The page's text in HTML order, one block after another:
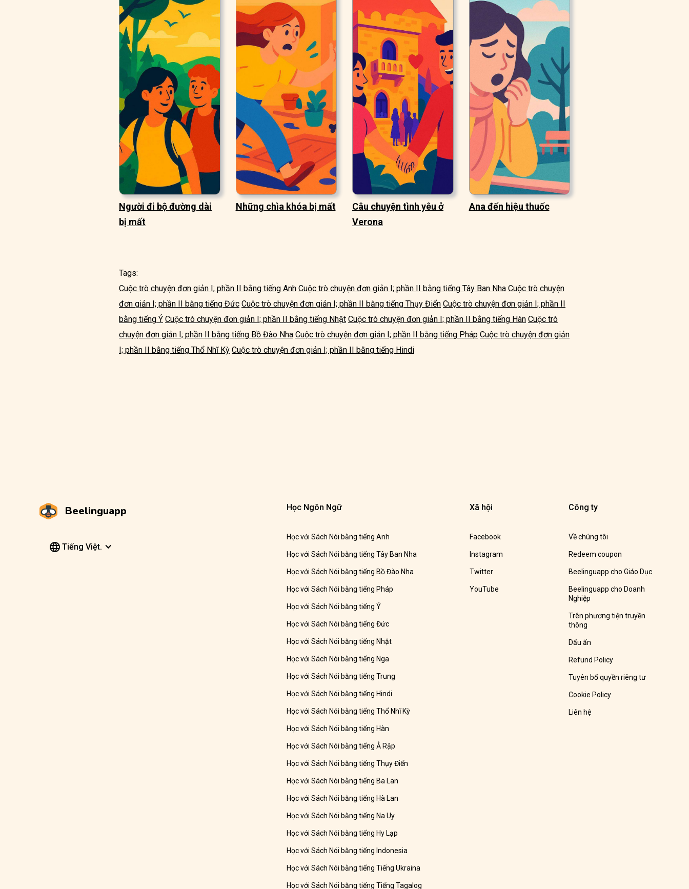
Người đi bộ đường dài
bị mất
Những chìa khóa bị mất
Câu chuyện tình yêu ở
Verona
Ana đến hiệu thuốc
Tags:
Cuộc trò chuyện đơn giản I; phần II bằng tiếng Anh Cuộc trò chuyện đơn giản I; phần II bằng tiếng Tây Ban Nha Cuộc trò chuyện
đơn giản I; phần II bằng tiếng Đức Cuộc trò chuyện đơn giản I; phần II bằng tiếng Thụy Điển Cuộc trò chuyện đơn giản I; phần II
bằng tiếng Ý Cuộc trò chuyện đơn giản I; phần II bằng tiếng Nhật Cuộc trò chuyện đơn giản I; phần II bằng tiếng Hàn Cuộc trò
chuyện đơn giản I; phần II bằng tiếng Bồ Đào Nha Cuộc trò chuyện đơn giản I; phần II bằng tiếng Pháp Cuộc trò chuyện đơn giản
I; phần II bằng tiếng Thổ Nhĩ Kỳ Cuộc trò chuyện đơn giản I; phần II bằng tiếng Hindi
Beelinguapp
Tiếng Việt.
Học Ngôn Ngữ
Học với Sách Nói bằng tiếng Anh
Học với Sách Nói bằng tiếng Tây Ban Nha
Học với Sách Nói bằng tiếng Bồ Đào Nha
Học với Sách Nói bằng tiếng Pháp
Học với Sách Nói bằng tiếng Ý
Học với Sách Nói bằng tiếng Đức
Học với Sách Nói bằng tiếng Nhật
Học với Sách Nói bằng tiếng Nga
Học với Sách Nói bằng tiếng Trung
Học với Sách Nói bằng tiếng Hindi
Học với Sách Nói bằng tiếng Thổ Nhĩ Kỳ
Học với Sách Nói bằng tiếng Hàn
Học với Sách Nói bằng tiếng Ả Rập
Học với Sách Nói bằng tiếng Thụy Điển
Học với Sách Nói bằng tiếng Ba Lan
Học với Sách Nói bằng tiếng Hà Lan
Học với Sách Nói bằng tiếng Na Uy
Học với Sách Nói bằng tiếng Hy Lạp
Học với Sách Nói bằng tiếng Indonesia
Học với Sách Nói bằng tiếng Tiếng Ukraina
Học với Sách Nói bằng tiếng Tiếng Tagalog
Xã hội
Facebook
Instagram
Twitter
YouTube
Công ty
Về chúng tôi
Redeem coupon
Beelinguapp cho Giáo Dục
Beelinguapp cho Doanh
Nghiệp
Trên phương tiện truyền
thông
Dấu ấn
Refund Policy
Tuyên bố quyền riêng tư
Cookie Policy
Liên hệ